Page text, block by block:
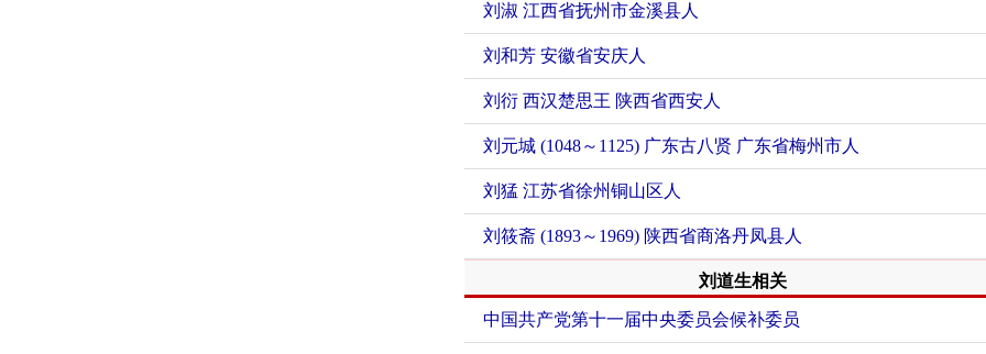
刘淑 江西省抚州市金溪县人
刘和芳 安徽省安庆人
刘衍 西汉楚思王 陕西省西安人
刘元城 (1048～1125) 广东古八贤 广东省梅州市人
刘猛 江苏省徐州铜山区人
刘筱斋 (1893～1969) 陕西省商洛丹凤县人
刘道生相关
中国共产党第十一届中央委员会候补委员